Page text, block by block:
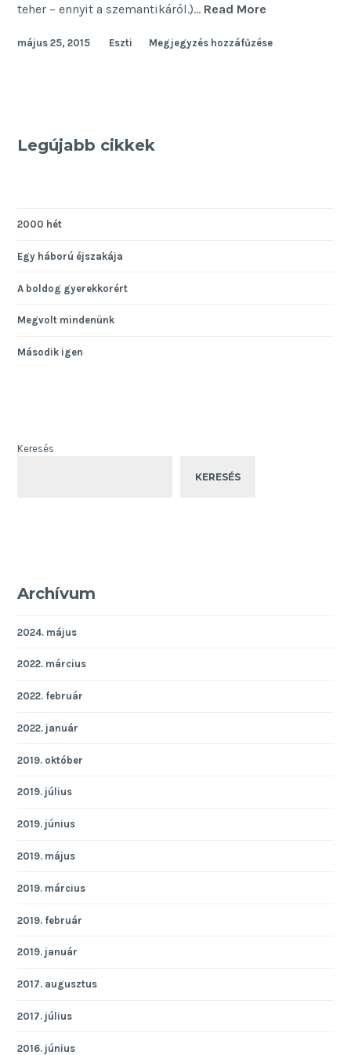
teher – ennyit a szemantikáról.)… Read More
május 25, 2015 Eszti Megjegyzés hozzáfűzése
Legújabb cikkek
2000 hét
Egy háború éjszakája
A boldog gyerekkorért
Megvolt mindenünk
Második igen
Keresés
KERESÉS
Archívum
2024. május
2022. március
2022. február
2022. január
2019. október
2019. július
2019. június
2019. május
2019. március
2019. február
2019. január
2017. augusztus
2017. július
2016. június